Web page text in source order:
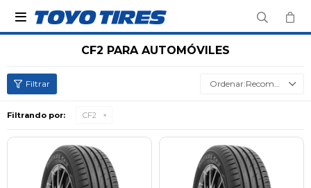

CF2 PARA AUTOMÓVILES
Recomendados
Filtrando por: CF2